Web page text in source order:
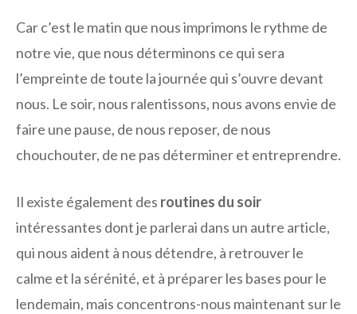
Car c’est le matin que nous imprimons le rythme de
notre vie, que nous déterminons ce qui sera
l’empreinte de toute la journée qui s’ouvre devant
nous. Le soir, nous ralentissons, nous avons envie de
faire une pause, de nous reposer, de nous
chouchouter, de ne pas déterminer et entreprendre.
Il existe également des routines du soir
intéressantes dont je parlerai dans un autre article,
qui nous aident à nous détendre, à retrouver le
calme et la sérénité, et à préparer les bases pour le
lendemain, mais concentrons-nous maintenant sur le